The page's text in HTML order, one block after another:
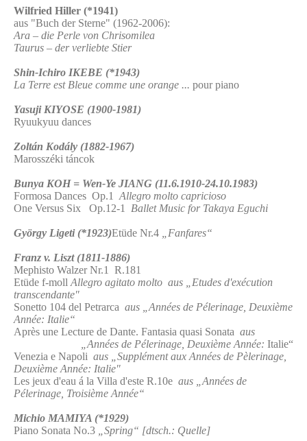
Wilfried Hiller (*1941)
aus "Buch der Sterne" (1962-2006):
Ara – die Perle von Chrisomilea
Taurus – der verliebte Stier
Shin-Ichiro IKEBE (*1943)
La Terre est Bleue comme une orange ... pour piano
Yasuji KIYOSE (1900-1981)
Ryuukyuu dances
Zoltán Kodály (1882-1967)
Marosszéki táncok
Bunya KOH = Wen-Ye JIANG (11.6.1910-24.10.1983)
Formosa Dances Op.1 Allegro molto capricioso
One Versus Six Op.12-1 Ballet Music for Takaya Eguchi
György Ligeti (*1923)Etüde Nr.4 „Fanfares“
Franz v. Liszt (1811-1886)
Mephisto Walzer Nr.1 R.181
Etüde f-moll Allegro agitato molto aus „Etudes d'exécution
transcendante"
Sonetto 104 del Petrarca aus „Années de Pélerinage, Deuxième
Année: Italie“
Après une Lecture de Dante. Fantasia quasi Sonata aus
„Années de Pélerinage, Deuxième Année: Italie“
Venezia e Napoli aus „Supplément aux Années de Pèlerinage,
Deuxième Année: Italie"
Les jeux d'eau á la Villa d'este R.10e aus „Années de
Pélerinage, Troisième Année“
Michio MAMIYA (*1929)
Piano Sonata No.3
„Spring“ [dtsch.: Quelle]